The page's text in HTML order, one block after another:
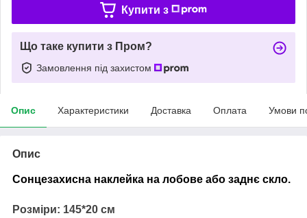
Купити з
Що таке купити з Пром?
Замовлення під захистом
Опис Характеристики Доставка Оплата Умови
Опис
Сонцезахисна наклейка на лобове або заднє скло.
Розміри: 145*20 см